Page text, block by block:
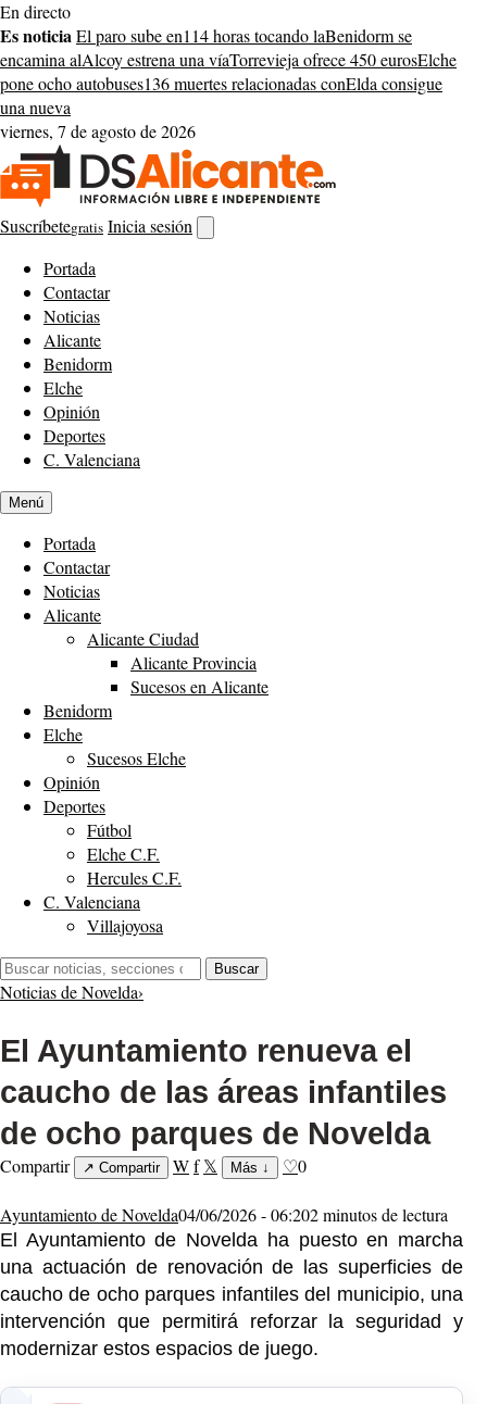
Saltar
al
contenido
En directo
Es noticiaEl paro sube en114 horas tocando laBenidorm se
encamina alAlcoy estrena una víaTorrevieja ofrece 450 eurosElche
pone ocho autobuses136 muertes relacionadas conElda consigue
una nueva
viernes, 7 de agosto de 2026
Suscríbetegratis Inicia sesión
buscador
Portada
Contactar
Noticias
Alicante
Benidorm
Elche
Opinión
Deportes
C. Valenciana
Menú
Portada
Contactar
Noticias
Alicante
Alicante Ciudad
Alicante Provincia
Sucesos en Alicante
Benidorm
Elche
Sucesos Elche
Opinión
Deportes
Fútbol
Elche C.F.
Hercules C.F.
C. Valenciana
Villajoyosa
Buscar:
Buscar
Noticias de Novelda›
El Ayuntamiento renueva el
caucho de las áreas infantiles
de ocho parques de Novelda
Compartir ↗ Compartir Wf 𝕏 Más ↓ ♡0
Ayuntamiento de Novelda04/06/2026 - 06:202 minutos de lectura
El Ayuntamiento de Novelda ha puesto en marcha
una actuación de renovación de las superficies de
caucho de ocho parques infantiles del municipio, una
intervención que permitirá reforzar la seguridad y
modernizar estos espacios de juego.